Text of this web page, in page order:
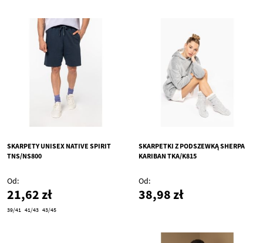
SKARPETY UNISEX NATIVE SPIRIT
TNS/NS800
Od
21,62 zł
39/41 41/43 43/45
SKARPETKI Z PODSZEWKĄ SHERPA
KARIBAN TKA/K815
Od
38,98 zł